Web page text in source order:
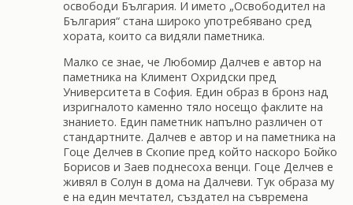
освободи България. И името „Освободител на
България“ стана широко употребявано сред
хората, които са видяли паметника.
Малко се знае, че Любомир Далчев е автор на
паметника на Климент Охридски пред
Университета в София. Един образ в бронз над
изригналото каменно тяло носещо факлите на
знанието. Един паметник напълно различен от
стандартните. Далчев е автор и на паметника на
Гоце Делчев в Скопие пред който наскоро Бойко
Борисов и Заев поднесоха венци. Гоце Делчев е
живял в Солун в дома на Далчеви. Тук образа му
е на един мечтател, създател на съвремена